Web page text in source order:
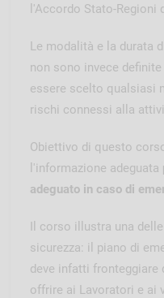
l'Accordo Stato-Regioni
Le modalità e la durata
non sono invece
essere scelto qualsiasi
rischi connessi alla
Obiettivo di questo
l'informazione adeguata
adeguato in caso di
Il corso illustra una
sicurezza: il piano di
deve infatti fronteggiare
offrire ai Lavoratori e ai